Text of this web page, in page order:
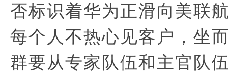
否标识着华为正滑向美联
每个人不热心见客户，坐
群要从专家队伍和主官队